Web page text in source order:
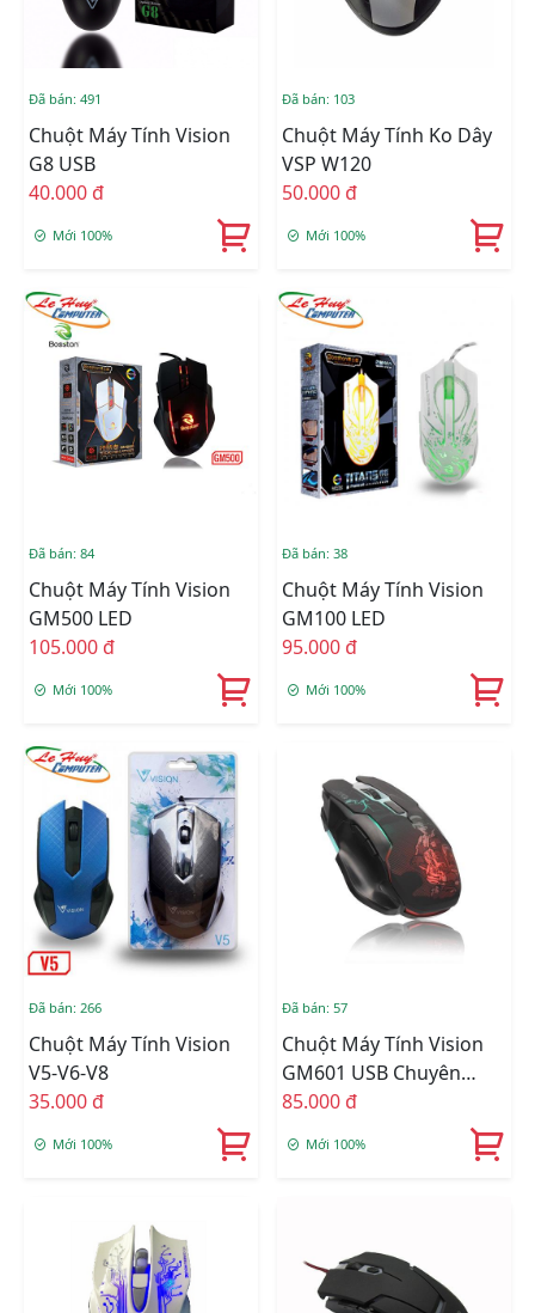
Đã bán: 491
Chuột Máy Tính Vision
G8 USB
40.000 đ
Mới 100%
Đã bán: 103
Chuột Máy Tính Ko Dây
VSP W120
50.000 đ
Mới 100%
Đã bán: 84
Chuột Máy Tính Vision
GM500 LED
105.000 đ
Mới 100%
Đã bán: 38
Chuột Máy Tính Vision
GM100 LED
95.000 đ
Mới 100%
Đã bán: 266
Chuột Máy Tính Vision
V5-V6-V8
35.000 đ
Mới 100%
Đã bán: 57
Chuột Máy Tính Vision
GM601 USB Chuyên
Game (CH)
85.000 đ
Mới 100%